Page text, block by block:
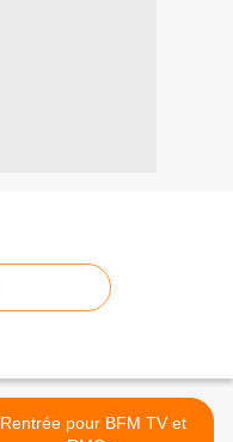
Rentrée pour BFM TV et